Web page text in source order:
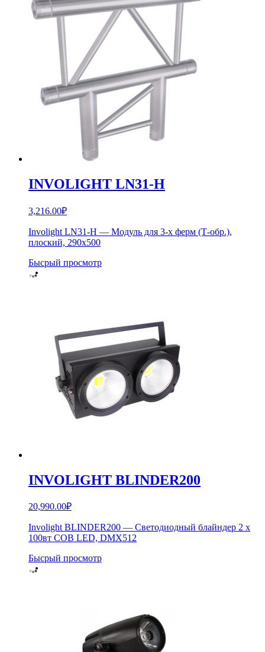
INVOLIGHT LN31-H
3,216.00₽
Involight LN31-H — Модуль для 3-х ферм (Т-обр.),
плоский, 290х500
Бысрый просмотр
INVOLIGHT BLINDER200
20,990.00₽
Involight BLINDER200 — Светодиодный блайндер 2 x
100вт COB LED, DMX512
Бысрый просмотр